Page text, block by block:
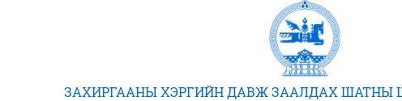
ЗАХИРГААНЫ ХЭРГИЙН ДАВЖ ЗААЛДАХ ШАТНЫ